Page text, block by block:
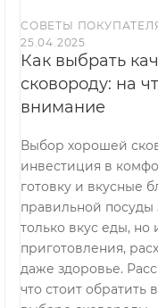
СОВЕТЫ
25.04.2025
Как выбрать
сковороду: на
внимание
Выбор хорошей
инвестиция в
готовку и вкусные
правильной посуды
только вкус еды, но
приготовления,
даже здоровье.
что стоит обратить